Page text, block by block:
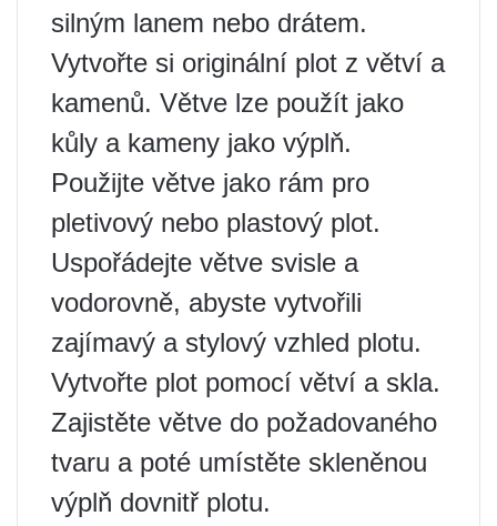
silným lanem nebo drátem.
Vytvořte si originální plot z větví a
kamenů. Větve lze použít jako
kůly a kameny jako výplň.
Použijte větve jako rám pro
pletivový nebo plastový plot.
Uspořádejte větve svisle a
vodorovně, abyste vytvořili
zajímavý a stylový vzhled plotu.
Vytvořte plot pomocí větví a skla.
Zajistěte větve do požadovaného
tvaru a poté umístěte skleněnou
výplň dovnitř plotu.